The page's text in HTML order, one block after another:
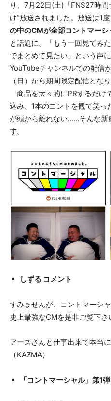
り、7月22日(土)「FNS27時
け”放送されました。放送は1
の中のCMが全部コントマーシ
と話題に。「もう一回見てみ
でまとめて見たい」という声
YouTubeチャンネルでの配信
（日）から期間限定配信となり
商品を大々的にPRするだけ
込み、1本のコントを観て笑っ
が頭から離れない……そんな新
す。
しずる コメント
すみませんが、コントマーシ
史上最強なCMを是非ご覧下
アースさんと仕事出来て本当
（KAƵMA）
「コントマーシャル」第1